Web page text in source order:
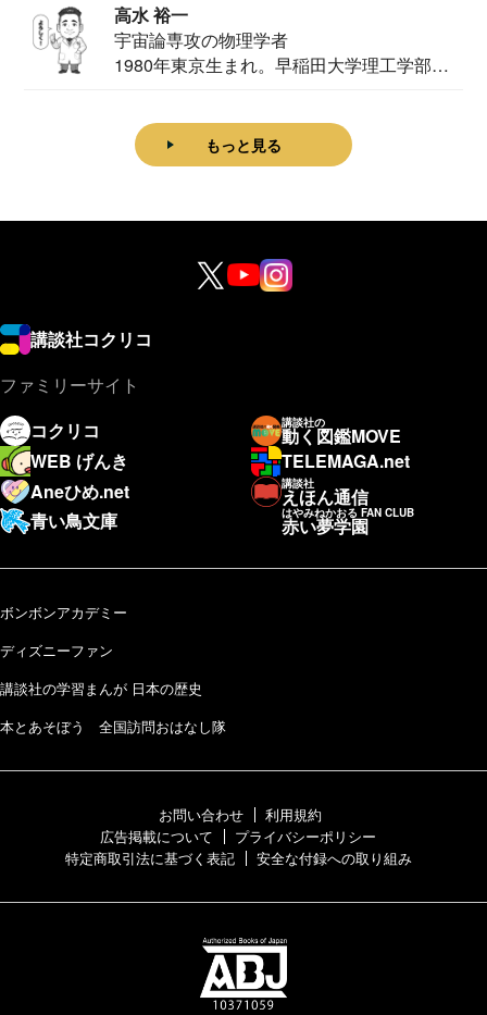
高水 裕一
宇宙論専攻の物理学者
1980年東京生まれ。早稲田大学理工学部物
もっと見る
講談社コクリコ
ファミリーサイト
コクリコ
講談社の
動く図鑑MOVE
WEB げんき
TELEMAGA.net
Aneひめ.net
講談社
えほん通信
青い鳥文庫
はやみねかおる FAN CLUB
赤い夢学園
ボンボンアカデミー
ディズニーファン
講談社の学習まんが 日本の歴史
本とあそぼう 全国訪問おはなし隊
お問い合わせ
利用規約
広告掲載について
プライバシーポリシー
特定商取引法に基づく表記
安全な付録への取り組み